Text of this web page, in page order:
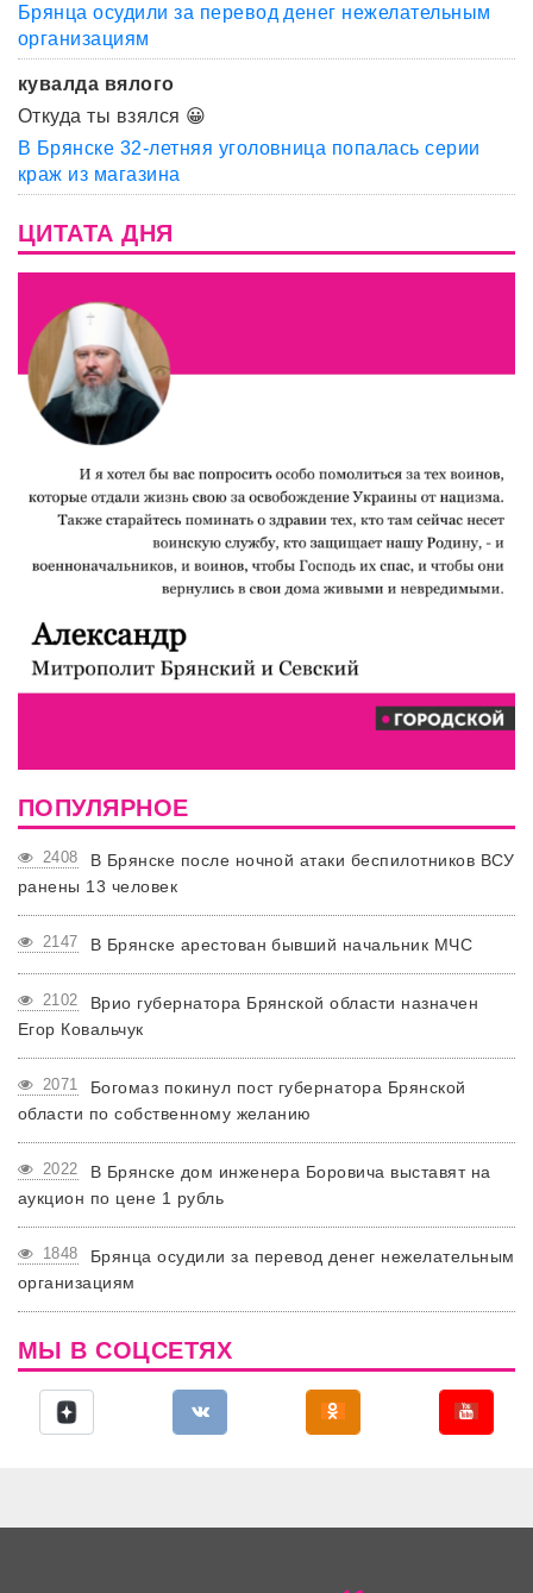
Брянца осудили за перевод денег нежелательным
организациям
кувалда вялого
Откуда ты взялся 😀
В Брянске 32-летняя уголовница попалась серии
краж из магазина
ЦИТАТА ДНЯ
ПОПУЛЯРНОЕ
2408
В Брянске после ночной атаки беспилотников ВСУ
ранены 13 человек
2147 В Брянске арестован бывший начальник МЧС
2102
Врио губернатора Брянской области назначен
Егор Ковальчук
2071
Богомаз покинул пост губернатора Брянской
области по собственному желанию
2022
В Брянске дом инженера Боровича выставят на
аукцион по цене 1 рубль
1848
Брянца осудили за перевод денег нежелательным
организациям
МЫ В СОЦСЕТЯХ